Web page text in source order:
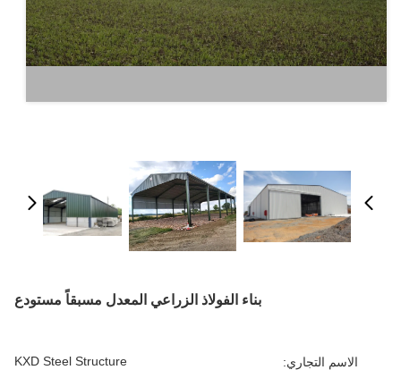
بناء الفولاذ الزراعي المعدل مسبقاً مستودع
الاسم التجاري: KXD Steel Structure